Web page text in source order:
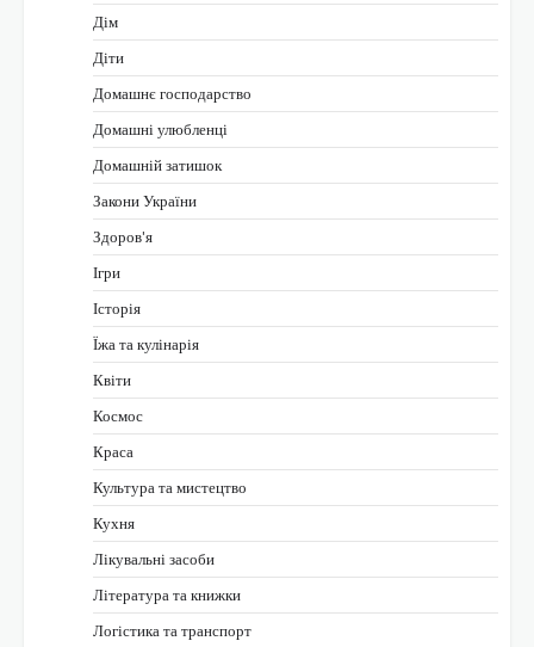
Дім
Діти
Домашнє господарство
Домашні улюбленці
Домашній затишок
Закони України
Здоров'я
Ігри
Історія
Їжа та кулінарія
Квіти
Космос
Краса
Культура та мистецтво
Кухня
Лікувальні засоби
Література та книжки
Логістика та транспорт